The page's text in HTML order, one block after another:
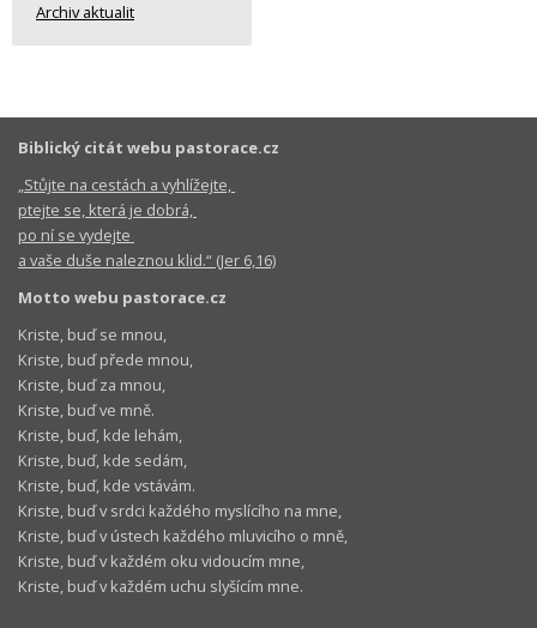
Archiv aktualit
Biblický citát webu pastorace.cz
„Stůjte na cestách a vyhlížejte,
ptejte se, která je dobrá,
po ní se vydejte
a vaše duše naleznou klid.“ (Jer 6,16)
Motto webu pastorace.cz
Kriste, buď se mnou,
Kriste, buď přede mnou,
Kriste, buď za mnou,
Kriste, buď ve mně.
Kriste, buď, kde lehám,
Kriste, buď, kde sedám,
Kriste, buď, kde vstávám.
Kriste, buď v srdci každého myslícího na mne,
Kriste, buď v ústech každého mluvicího o mně,
Kriste, buď v každém oku vidoucím mne,
Kriste, buď v každém uchu slyšícím mne.